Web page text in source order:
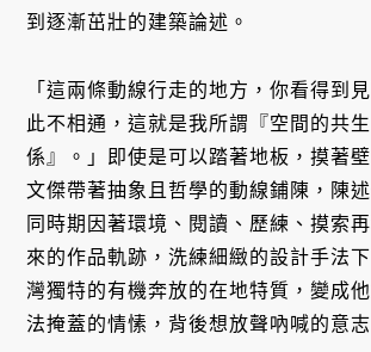
到逐漸茁壯的建築論述。
「這兩條動線行走的地方，你看得到
此不相通，這就是我所謂『空間的共
係』。」即使是可以踏著地板，摸著
文傑帶著抽象且哲學的動線鋪陳，陳
同時期因著環境、閱讀、歷練、摸索
來的作品軌跡，洗練細緻的設計手法
灣獨特的有機奔放的在地特質，變成
法掩蓋的情愫，背後想放聲吶喊的意志